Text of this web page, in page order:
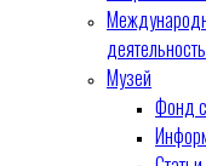
деятельность
Музей
Фонд